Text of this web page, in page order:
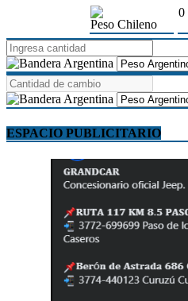
Peso Chileno
0
ESPACIO PUBLICITARIO